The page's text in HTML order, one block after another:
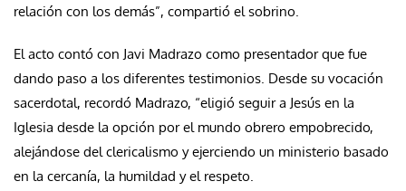
relación con los demás”, compartió el sobrino.
El acto contó con Javi Madrazo como presentador que fue
dando paso a los diferentes testimonios. Desde su vocación
sacerdotal, recordó Madrazo, “eligió seguir a Jesús en la
Iglesia desde la opción por el mundo obrero empobrecido,
alejándose del clericalismo y ejerciendo un ministerio basado
en la cercanía, la humildad y el respeto.